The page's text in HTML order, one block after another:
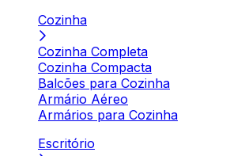
Cozinha
Cozinha Completa
Cozinha Compacta
Balcões para Cozinha
Armário Aéreo
Armários para Cozinha
Escritório